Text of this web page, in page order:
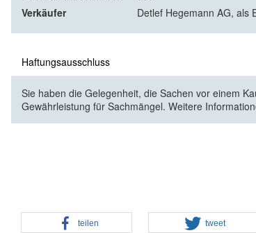
Verkäufer
Detlef Hegemann AG, als
Haftungsausschluss
Sie haben die Gelegenheit, die Sachen vor einem
Gewährleistung für Sachmängel. Weitere
teilen tweet